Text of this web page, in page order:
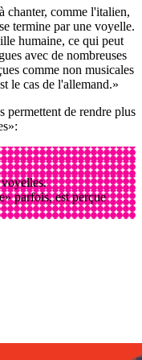
chanter, comme l'italien,
termine par une voyelle.
humaine, ce qui peut
avec de nombreuses
comme non musicales
le cas de l'allemand.»
permettent de rendre plus
parfois, est perçue